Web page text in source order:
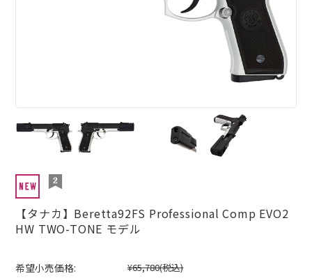
【タナカ】Beretta92FS Professional Comp EVO2
HW TWO-TONE モデル
希望小売価格: ¥65,780(税込)